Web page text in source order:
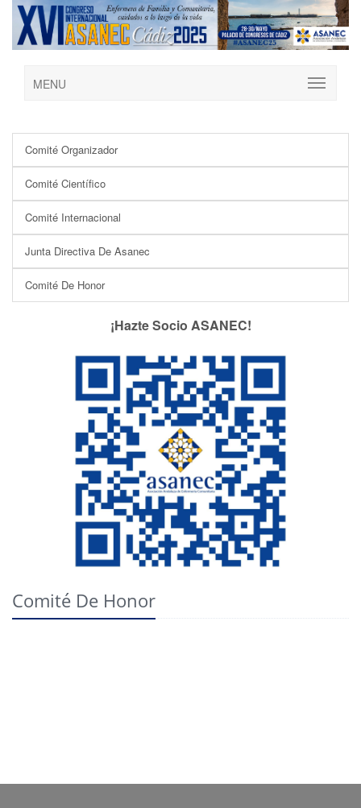
MENU
Comité Organizador
Comité Científico
Comité Internacional
Junta Directiva De Asanec
Comité De Honor
¡Hazte Socio ASANEC!
Comité De Honor